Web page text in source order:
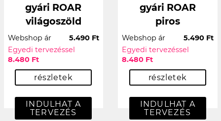
gyári ROAR
világoszöld
Webshop ár
5.490 Ft
Egyedi tervezéssel
8.480 Ft
részletek
INDULHAT A
TERVEZÉS
gyári ROAR
piros
Webshop ár
5.490 Ft
Egyedi tervezéssel
8.480 Ft
részletek
INDULHAT A
TERVEZÉS